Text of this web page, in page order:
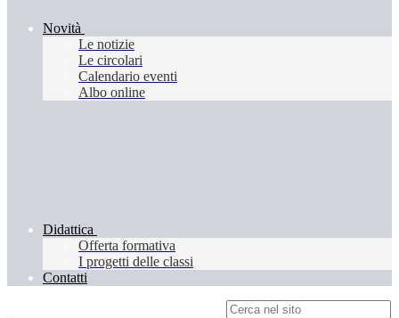
Novità
Le notizie
Le circolari
Calendario eventi
Albo online
Didattica
Offerta formativa
I progetti delle classi
Contatti